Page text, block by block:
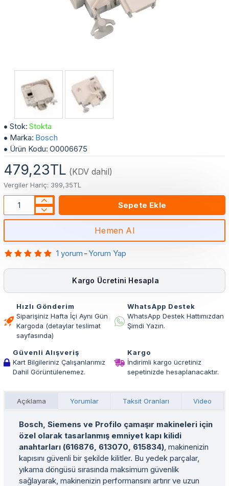
Stok: Stokta
Marka: Bosch
Ürün Kodu: O0006675
1 yorum - Yorum Yap
479,23TL (KDV dahil)
Vergiler Hariç: 399,35TL
Sepete Ekle
Hemen Al
Kargo Ücretini Hesapla
Hızlı Gönderim
Siparişiniz Hafta İçi Aynı Gün
Kargoda (detaylar teslimat
sayfasında)
WhatsApp Destek
WhatsApp Destek Hattımızdan
Şimdi Yazın.
Güvenli Alışveriş
Kart Bilgileriniz Çalışanlarımız
Dahil Görüntülenemez.
Kargo
İndirimli kargo ücretiniz
sepetinizde hesaplanacaktır.
Açıklama Yorumlar Taksit Oranları Video
Bosch, Siemens ve Profilo çamaşır makineleri için
özel olarak tasarlanmış emniyet kapı kilidi
anahtarları (616876, 613070, 615834), makinenizin
kapısını güvenli bir şekilde kilitler. Bu yedek parçalar,
yıkama döngüsü sırasında maksimum güvenlik
sağlayarak, makinenizin performansını artırır ve uzun